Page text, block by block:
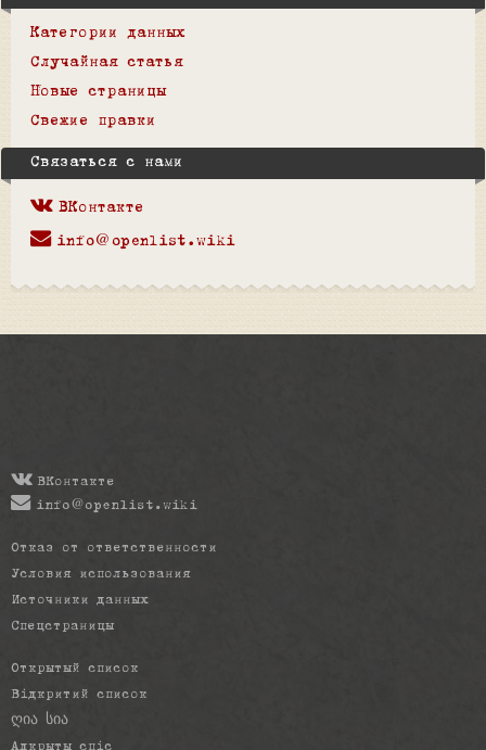
Категории данных
Случайная статья
Новые страницы
Свежие правки
Связаться с нами
ВКонтакте
info@openlist.wiki
ВКонтакте
info@openlist.wiki
Отказ от ответственности
Условия использования
Источники данных
Спецстраницы
Открытый список
Відкритий список
ღია სია
Адкрыты спіс